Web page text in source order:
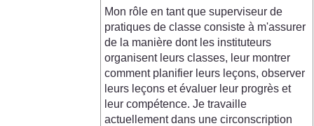
Mon rôle en tant que superviseur de
pratiques de classe consiste à m'assurer
de la manière dont les instituteurs
organisent leurs classes, leur montrer
comment planifier leurs leçons, observer
leurs leçons et évaluer leur progrès et
leur compétence. Je travaille
actuellement dans une circonscription